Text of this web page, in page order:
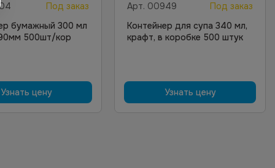
Под заказ
бумажный 300 мл
500шт/кор
Узнать цену
Арт. 00949
Под заказ
Контейнер для супа 340 мл,
крафт, в коробке 500 штук
Узнать цену